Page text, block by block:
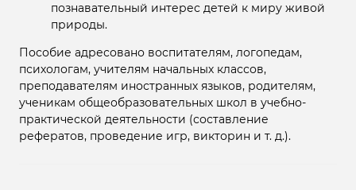
познавательный интерес детей к миру живой
природы.
Пособие адресовано воспитателям, логопедам,
психологам, учителям начальных классов,
преподавателям иностранных языков, родителям,
ученикам общеобразовательных школ в учебно-
практической деятельности (составление
рефератов, проведение игр, викторин и т. д.).